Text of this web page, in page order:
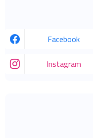
Facebook
Instagram